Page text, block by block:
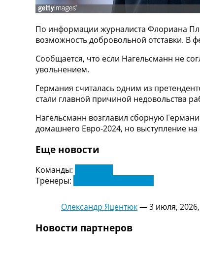
ТВ программа
RU
UA
Categories
Новости футбола
Видео
Новости футбола Украины
Последние комментарии
Логин
Рейтинги
Коллективный прогноз
Чемпионат Мира
Украина. Первая Лига
По информации журналиста Флориана
возможность добровольной отставки. В
Сообщается, что если Нагельсманн не
увольнением.
Германия считалась одним из
стали главной причиной недовольства
Нагельсманн возглавил сборную
домашнего Евро-2024, но выступление
Еще новости
Команды:
Тренеры:
Олександр Яцентюк—3 июля, 2026,
Новости партнеров